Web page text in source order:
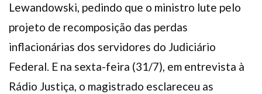
Lewandowski, pedindo que o ministro lute pelo
projeto de recomposição das perdas
inflacionárias dos servidores do Judiciário
Federal. E na sexta-feira (31/7), em entrevista à
Rádio Justiça, o magistrado esclareceu as